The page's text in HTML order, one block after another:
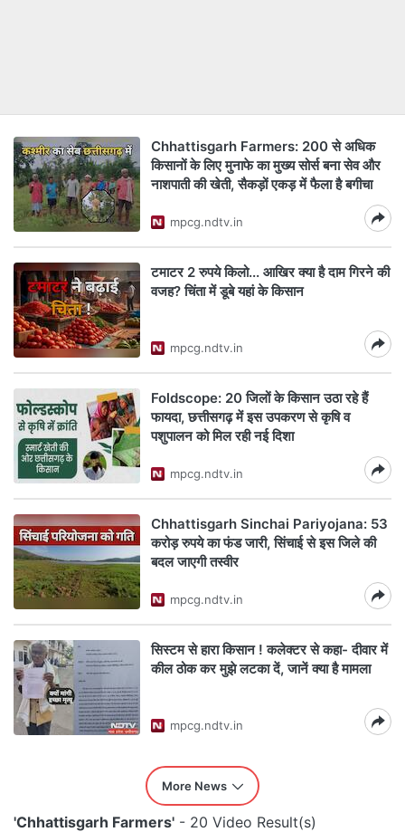
Chhattisgarh Farmers: 200 से अधिक
किसानों के लिए मुनाफे का मुख्य सोर्स बना सेव और
नाशपाती की खेती, सैकड़ों एकड़ में फैला है बगीचा
mpcg.ndtv.in
टमाटर 2 रुपये किलो... आखिर क्या है दाम गिरने की
वजह? चिंता में डूबे यहां के किसान
mpcg.ndtv.in
Foldscope: 20 जिलों के किसान उठा रहे हैं
फायदा, छत्तीसगढ़ में इस उपकरण से कृषि व
पशुपालन को मिल रही नई दिशा
mpcg.ndtv.in
Chhattisgarh Sinchai Pariyojana: 53
करोड़ रुपये का फंड जारी, सिंचाई से इस जिले की
बदल जाएगी तस्वीर
mpcg.ndtv.in
सिस्टम से हारा किसान ! कलेक्टर से कहा- दीवार में
कील ठोक कर मुझे लटका दें, जानें क्या है मामला
mpcg.ndtv.in
More News
'Chhattisgarh Farmers' - 20 Video Result(s)